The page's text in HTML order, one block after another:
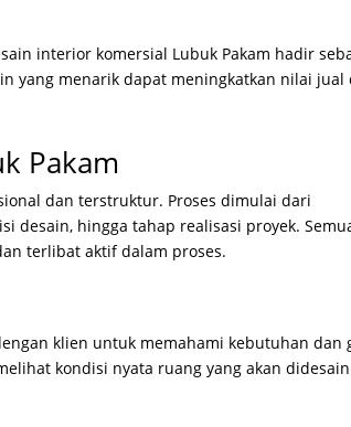
interior komersial Lubuk Pakam hadir
yang menarik dapat meningkatkan nilai jual
Pakam
dan terstruktur. Proses dimulai dari
desain, hingga tahap realisasi proyek.
terlibat aktif dalam proses.
klien untuk memahami kebutuhan dan
kondisi nyata ruang yang akan